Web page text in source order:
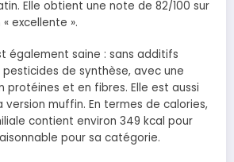
Elle obtient une note de 82/100 sur
excellente ».
également saine : sans additifs
de synthèse, avec une
protéines et en fibres. Elle est aussi
version muffin. En termes de calories,
contient environ 349 kcal pour
pour sa catégorie.